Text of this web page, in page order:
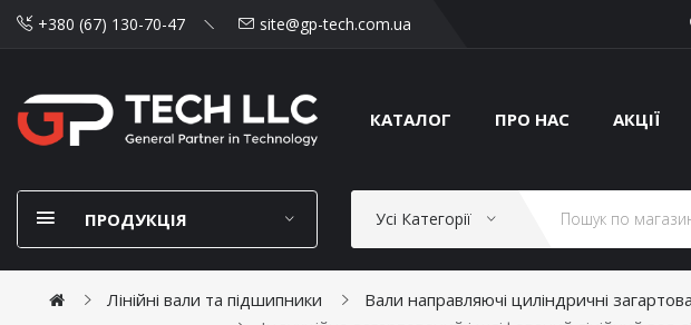
+380 (67) 130-70-47 site@gp-tech.com.ua
КАТАЛОГ ПРО НАС АКЦІЇ
ПРОДУКЦІЯ Усі Категорії
Лінійні вали та підшипники Вали направляючі циліндричні